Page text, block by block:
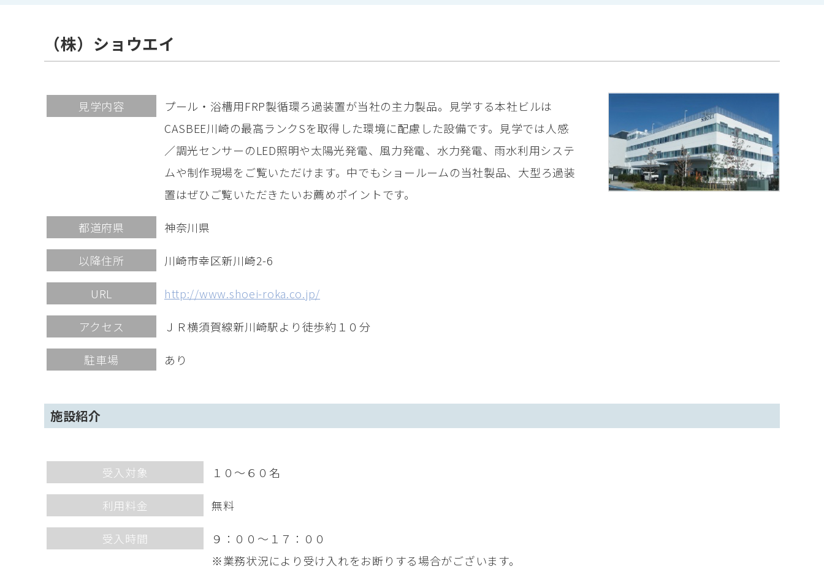
（株）ショウエイ
見学内容
プール・浴槽用FRP製循環ろ過装置が当社の主力製品。見学する本社ビルは
CASBEE川崎の最高ランクSを取得した環境に配慮した設備です。見学では人感
／調光センサーのLED照明や太陽光発電、風力発電、水力発電、雨水利用システ
ムや制作現場をご覧いただけます。中でもショールームの当社製品、大型ろ過装
置はぜひご覧いただきたいお薦めポイントです。
都道府県 神奈川県
以降住所 川崎市幸区新川崎2-6
URL http://www.shoei-roka.co.jp/
アクセス ＪＲ横須賀線新川崎駅より徒歩約１０分
駐車場 あり
施設紹介
受入対象 １０～６０名
利用料金 無料
受入時間
９：００～１７：００
※業務状況により受け入れをお断りする場合がございます。